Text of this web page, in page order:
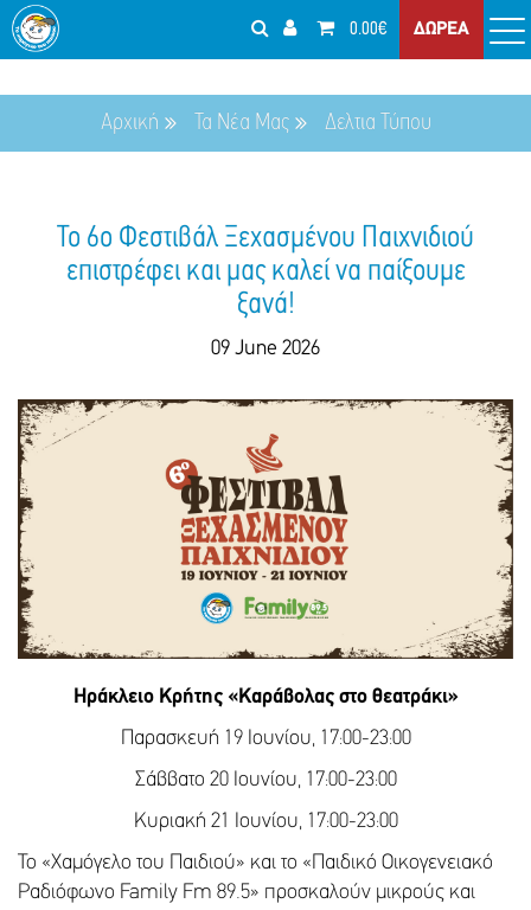
0.00€ ΔΩΡΕΑ
Αρχική Τα Νέα Μας Δελτια Τύπου
Το 6ο Φεστιβάλ Ξεχασμένου Παιχνιδιού
επιστρέφει και μας καλεί να παίξουμε
ξανά!
09 June 2026
Ηράκλειο Κρήτης «Καράβολας στο θεατράκι»
Παρασκευή 19 Ιουνίου, 17:00-23:00
Σάββατο 20 Ιουνίου, 17:00-23:00
Κυριακή 21 Ιουνίου, 17:00-23:00
Το «Χαμόγελο του Παιδιού» και το «Παιδικό Οικογενειακό
Ραδιόφωνο Family Fm 89.5» προσκαλούν μικρούς και